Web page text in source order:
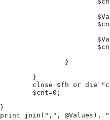
		}
	}
close $fh or die
	$cnt=0;
}
print join(",", @Values),